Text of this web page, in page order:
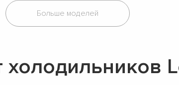
Больше моделей